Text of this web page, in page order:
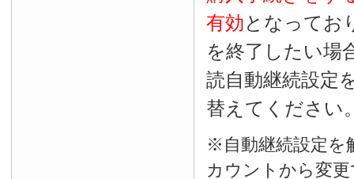
有効となってお
を終了したい場
読自動継続設定
替えてください
※自動継続設定を
カウントから変